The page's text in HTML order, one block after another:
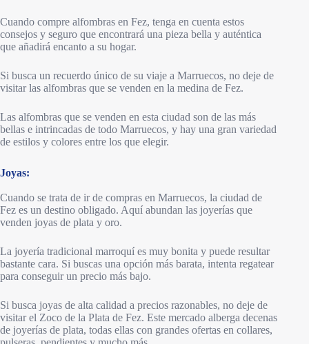
Cuando compre alfombras en Fez, tenga en cuenta estos
consejos y seguro que encontrará una pieza bella y auténtica
que añadirá encanto a su hogar.
Si busca un recuerdo único de su viaje a Marruecos, no deje de
visitar las alfombras que se venden en la medina de Fez.
Las alfombras que se venden en esta ciudad son de las más
bellas e intrincadas de todo Marruecos, y hay una gran variedad
de estilos y colores entre los que elegir.
Joyas:
Cuando se trata de ir de compras en Marruecos, la ciudad de
Fez es un destino obligado. Aquí abundan las joyerías que
venden joyas de plata y oro.
La joyería tradicional marroquí es muy bonita y puede resultar
bastante cara. Si buscas una opción más barata, intenta regatear
para conseguir un precio más bajo.
Si busca joyas de alta calidad a precios razonables, no deje de
visitar el Zoco de la Plata de Fez. Este mercado alberga decenas
de joyerías de plata, todas ellas con grandes ofertas en collares,